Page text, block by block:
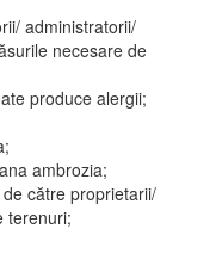
administratorii/
necesare de
produce alergii;
ambrozia;
către proprietarii/
terenuri;